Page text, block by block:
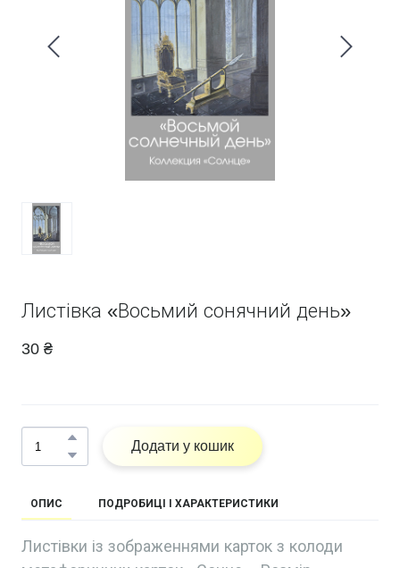
Листівка «Восьмий сонячний день»
30 ₴
Додати у кошик
ОПИС ПОДРОБИЦІ І ХАРАКТЕРИСТИКИ
Листівки із зображеннями карток з колоди